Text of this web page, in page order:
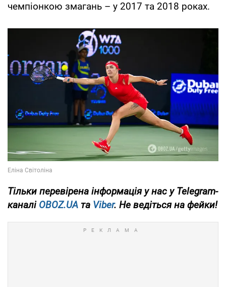
чемпіонкою змагань – у 2017 та 2018 роках.
Тільки перевірена інформація у нас у Telegram-
каналі OBOZ.UA та Viber. Не ведіться на фейки!